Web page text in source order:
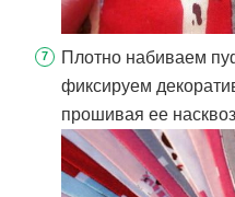
Плотно набиваем
фиксируем
прошивая ее